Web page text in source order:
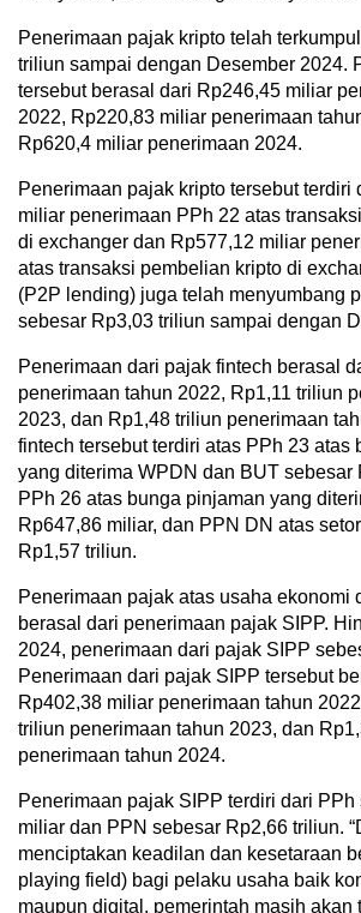
Penerimaan pajak kripto telah
triliun sampai dengan Desember 2024.
tersebut berasal dari Rp246,45 miliar
2022, Rp220,83 miliar penerimaan
Rp620,4 miliar penerimaan 2024.
Penerimaan pajak kripto tersebut terdiri
miliar penerimaan PPh 22 atas
di exchanger dan Rp577,12 miliar
atas transaksi pembelian kripto di
(P2P lending) juga telah menyumbang
sebesar Rp3,03 triliun sampai dengan
Penerimaan dari pajak fintech berasal
penerimaan tahun 2022, Rp1,11 triliun
2023, dan Rp1,48 triliun penerimaan
fintech tersebut terdiri atas PPh 23 atas
yang diterima WPDN dan BUT sebesar
PPh 26 atas bunga pinjaman yang
Rp647,86 miliar, dan PPN DN atas
Rp1,57 triliun.
Penerimaan pajak atas usaha ekonomi
berasal dari penerimaan pajak SIPP.
2024, penerimaan dari pajak SIPP
Penerimaan dari pajak SIPP tersebut
Rp402,38 miliar penerimaan tahun
triliun penerimaan tahun 2023, dan
penerimaan tahun 2024.
Penerimaan pajak SIPP terdiri dari
miliar dan PPN sebesar Rp2,66 triliun.
menciptakan keadilan dan kesetaraan
playing field) bagi pelaku usaha baik
maupun digital, pemerintah masih akan